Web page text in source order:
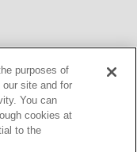
イト・システム向け地
MapFan DB 住所確認
Research
purposes of
site and for
You can
cookies at
to the